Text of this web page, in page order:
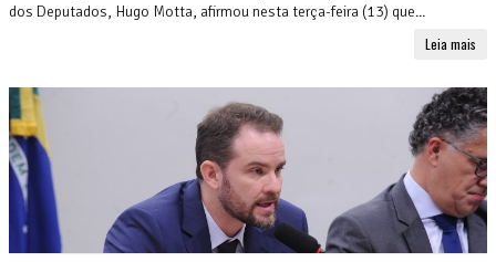
dos Deputados, Hugo Motta, afirmou nesta terça-feira (13) que...
Leia mais